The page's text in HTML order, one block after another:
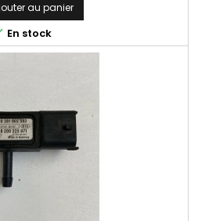
au panier
En stock